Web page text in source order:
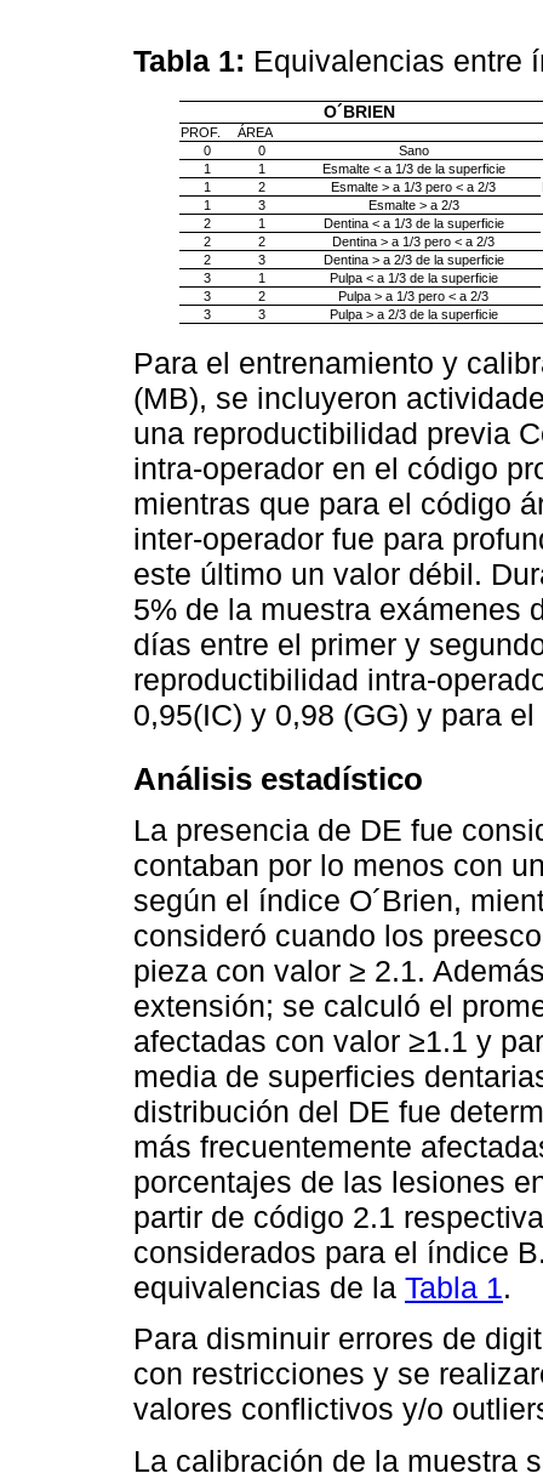
Tabla 1: Equivalencias entre
O´BRIEN
PROF.
ÁREA
0
0
Sano
1
1
Esmalte < a 1/3 de la superficie
1 2
Esmalte > a 1/3 pero < a 2/3
1
3
Esmalte > a 2/3
2
1
Dentina < a 1/3 de la superficie
2
2
Dentina > a 1/3 pero < a 2/3
2
3
Dentina > a 2/3 de la superficie
3
1
Pulpa < a 1/3 de la superficie
3
2
Pulpa > a 1/3 pero < a 2/3
3
3 Pulpa > a 2/3 de la superficie
Para el entrenamiento y
(MB), se incluyeron
una reproductibilidad previa
intra-operador en el código
mientras que para el código
inter-operador fue para
este último un valor débil.
5% de la muestra exámenes
días entre el primer y
reproductibilidad intra-
0,95(IC) y 0,98 (GG) y para
Análisis estadístico
La presencia de DE fue
contaban por lo menos con
según el índice O´Brien,
consideró cuando los
pieza con valor ≥ 2.1.
extensión; se calculó el
afectadas con valor ≥1.1 y
media de superficies
distribución del DE fue
más frecuentemente
porcentajes de las lesiones
partir de código 2.1
considerados para el índice
equivalencias de la Tabla 1.
Para disminuir errores de
con restricciones y se
valores conflictivos y/o
La calibración de la muestra